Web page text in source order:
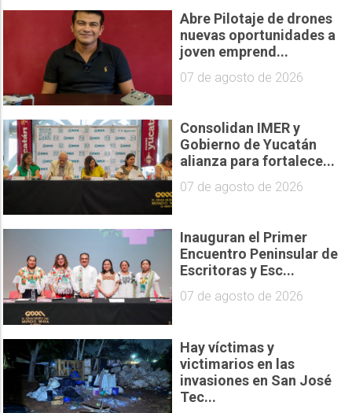
Abre Pilotaje de drones
nuevas oportunidades a
joven emprend...
07 de agosto de 2026
Consolidan IMER y
Gobierno de Yucatán
alianza para fortalece...
07 de agosto de 2026
Inauguran el Primer
Encuentro Peninsular de
Escritoras y Esc...
07 de agosto de 2026
Hay víctimas y
victimarios en las
invasiones en San José
Tec...